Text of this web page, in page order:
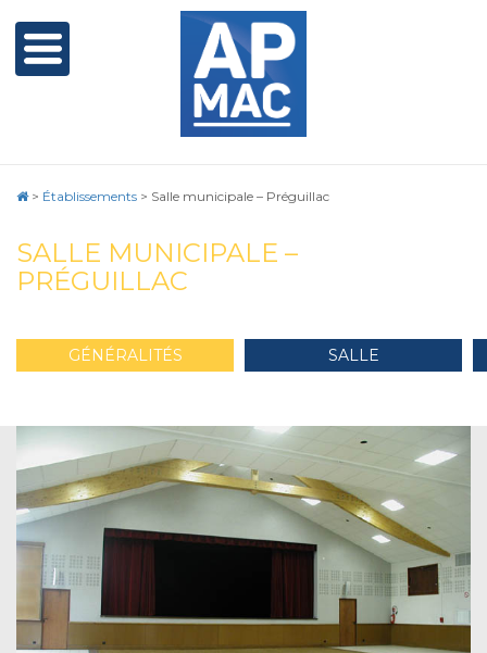
> Établissements > Salle municipale – Préguillac
SALLE MUNICIPALE –
PRÉGUILLAC
GÉNÉRALITÉS SALLE